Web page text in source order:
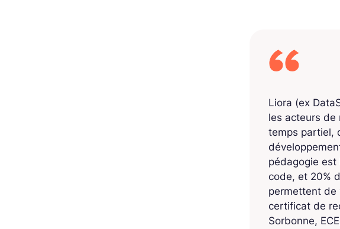
Liora (ex
les acteurs de
temps partiel,
pédagogie
code, et 20%
permettent de
certificat de
Sorbonne,